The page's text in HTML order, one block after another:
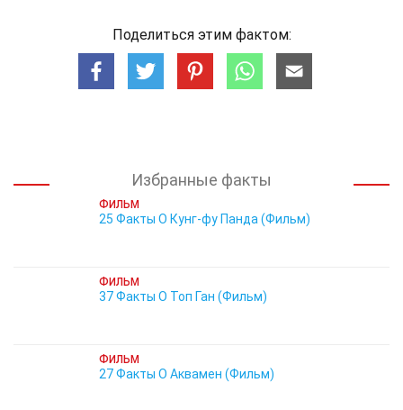
Поделиться этим фактом:
Избранные факты
ФИЛЬМ
25 Факты О Кунг-фу Панда (Фильм)
ФИЛЬМ
37 Факты О Топ Ган (Фильм)
ФИЛЬМ
27 Факты О Аквамен (Фильм)